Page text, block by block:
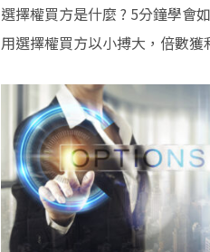
選擇權買方是什麼 ? 5分鐘學會
用選擇權買方以小搏大，倍數獲